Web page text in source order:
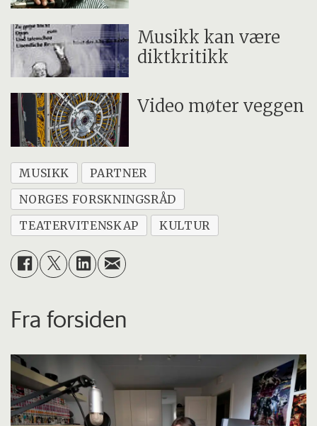
Musikk kan være
diktkritikk
Video møter veggen
MUSIKK
PARTNER
NORGES FORSKNINGSRÅD
TEATERVITENSKAP
KULTUR
Fra forsiden